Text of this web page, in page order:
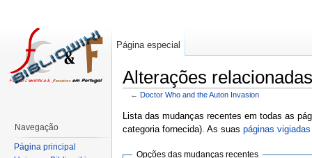
Alterações
← Doctor Who and the Auton Invasion
Lista das mudanças recentes em todas as
categoria fornecida). As suas páginas vigiadas
Opções das mudanças recentes
Página especial
Navegação
Página principal